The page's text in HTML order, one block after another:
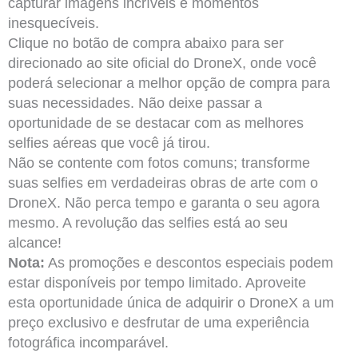
capturar imagens incríveis e momentos
inesquecíveis.
Clique no botão de compra abaixo para ser
direcionado ao site oficial do DroneX, onde você
poderá selecionar a melhor opção de compra para
suas necessidades. Não deixe passar a
oportunidade de se destacar com as melhores
selfies aéreas que você já tirou.
Não se contente com fotos comuns; transforme
suas selfies em verdadeiras obras de arte com o
DroneX. Não perca tempo e garanta o seu agora
mesmo. A revolução das selfies está ao seu
alcance!
Nota: As promoções e descontos especiais podem
estar disponíveis por tempo limitado. Aproveite
esta oportunidade única de adquirir o DroneX a um
preço exclusivo e desfrutar de uma experiência
fotográfica incomparável.